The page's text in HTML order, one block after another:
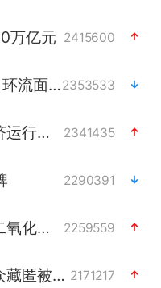
万亿元 2415600
台风“白海豚”体型变大！环流面积接近13个浙江那么大2353533
上半年我国机械工业经济运行稳中有进 2341435
2290391
女子开一天一夜空调后二氧化碳中毒 2259559
王力宏演唱会黄牛带观众藏匿被查获 2171217